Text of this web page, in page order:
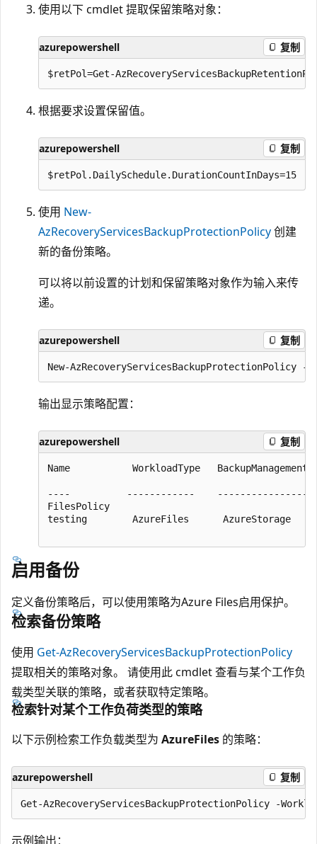
使用以下 cmdlet 提取保留策略对象：
azurepowershell 复制
根据要求设置保留值。
azurepowershell 复制
使用 New-
AzRecoveryServicesBackupProtectionPolicy创建
新的备份策略。
可以将以前设置的计划和保留策略对象作为输入来传
递。
azurepowershell 复制
输出显示策略配置：
azurepowershell 复制
Name           WorkloadType
----          ------------
FilesPolicy
testing        AzureFiles      AzureStorage
启用备份
定义备份策略后，可以使用策略为Azure Files启用保护。
检索备份策略
使用 Get-AzRecoveryServicesBackupProtectionPolicy
提取相关的策略对象。 请使用此 cmdlet 查看与某个工作负
载类型关联的策略，或者获取特定策略。
检索针对某个工作负荷类型的策略
以下示例检索工作负载类型为 AzureFiles 的策略：
azurepowershell 复制
示例输出：